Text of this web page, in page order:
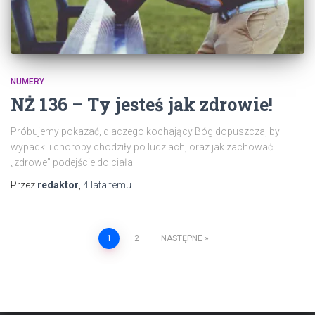
NUMERY
NŻ 136 – Ty jesteś jak zdrowie!
Próbujemy pokazać, dlaczego kochający Bóg dopuszcza, by
wypadki i choroby chodziły po ludziach, oraz jak zachować
„zdrowe” podejście do ciała
Przez redaktor 4 latatemu
Stronicowanie
1 2 NASTĘPNE